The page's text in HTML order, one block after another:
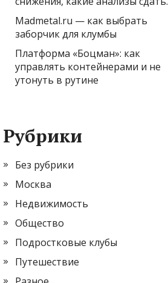
Madmetal.ru — как выбрать
заборчик для клумбы
Платформа «Боцман»: как
управлять контейнерами и не
утонуть в рутине
Рубрики
Без рубрики
Москва
Недвижимость
Общество
Подростковые клубы
Путешествие